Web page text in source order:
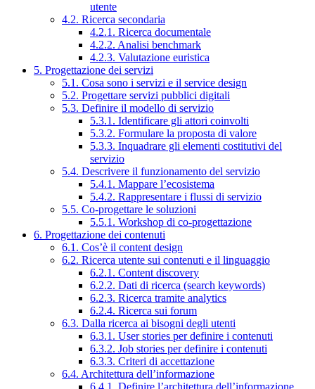
utente
4.2. Ricerca secondaria
4.2.1. Ricerca documentale
4.2.2. Analisi benchmark
4.2.3. Valutazione euristica
5. Progettazione dei servizi
5.1. Cosa sono i servizi e il service design
5.2. Progettare servizi pubblici digitali
5.3. Definire il modello di servizio
5.3.1. Identificare gli attori coinvolti
5.3.2. Formulare la proposta di valore
5.3.3. Inquadrare gli elementi costitutivi del
servizio
5.4. Descrivere il funzionamento del servizio
5.4.1. Mappare l’ecosistema
5.4.2. Rappresentare i flussi di servizio
5.5. Co-progettare le soluzioni
5.5.1. Workshop di co-progettazione
6. Progettazione dei contenuti
6.1. Cos’è il content design
6.2. Ricerca utente sui contenuti e il linguaggio
6.2.1. Content discovery
6.2.2. Dati di ricerca (search keywords)
6.2.3. Ricerca tramite analytics
6.2.4. Ricerca sui forum
6.3. Dalla ricerca ai bisogni degli utenti
6.3.1. User stories per definire i contenuti
6.3.2. Job stories per definire i contenuti
6.3.3. Criteri di accettazione
6.4. Architettura dell’informazione
6.4.1. Definire l’architettura dell’informazione